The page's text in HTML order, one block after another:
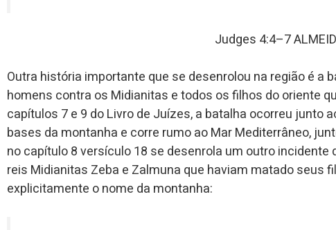
Judges 4:4–7
Outra história importante que se desenrolou na região é a
homens contra os Midianitas e todos os filhos do oriente
capítulos 7 e 9 do Livro de Juízes, a batalha ocorreu junto
bases da montanha e corre rumo ao Mar Mediterrâneo,
no capítulo 8 versículo 18 se desenrola um outro incidente
reis Midianitas Zeba e Zalmuna que haviam matado seus
explicitamente o nome da montanha: